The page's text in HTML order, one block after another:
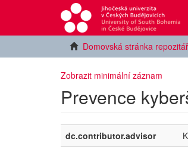
Domovská stránka
Zobrazit minimální záznam
Prevence
dc.contributor.advisor